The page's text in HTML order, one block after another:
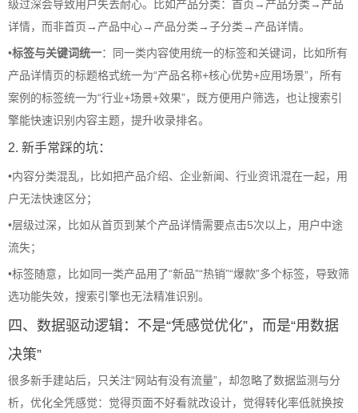
级过深会导致用户失去耐心。比如产品分类：首页→产品分类→产品
详情，而非首页→产品中心→产品分类→子分类→产品详情。
•标签与关键词统一：同一类内容使用统一的标签和关键词，比如所有
产品详情页的标题格式统一为“产品名称+核心优势+应用场景”，所有
案例的标签统一为“行业+场景+效果”，既方便用户筛选，也让搜索引
擎能快速识别内容主题，提升收录排名。
2. 新手常踩的坑：
•内容分类混乱，比如把产品介绍、企业新闻、行业资讯混在一起，用
户无法快速区分；
•层级过深，比如从首页到某个产品详情需要点击5次以上，用户中途
流失；
•标签随意，比如同一类产品用了“新品”“热销”“爆款”多个标签，导致筛
选功能失效，搜索引擎也无法精准识别。
四、数据驱动逻辑：不是“凭感觉优化”，而是“用数据
决策”
很多新手建站后，只关注“网站有没有流量”，却忽略了数据监测与分
析，优化全凭感觉：觉得页面不好看就改设计，觉得转化率低就换按